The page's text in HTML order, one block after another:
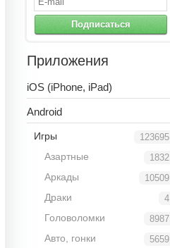
Подписаться
Приложения
iOS (iPhone, iPad)
Android
123695
Игры
1832
Азартные
10509
Аркады
4
Драки
8987
Головоломки
5659
Авто, гонки